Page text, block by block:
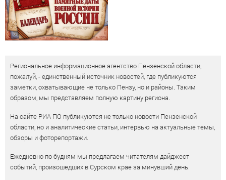
Региональное информационное агентство Пензенской области,
пожалуй, - единственный источник новостей, где публикуются
заметки, охватывающие не только Пензу, но и районы. Таким
образом, мы представляем полную картину региона.
На сайте РИА ПО публикуются не только новости Пензенской
области, но и аналитические статьи, интервью на актуальные темы,
обзоры и фоторепортажи.
Ежедневно по будням мы предлагаем читателям дайджест
событий, произошедших в Сурском крае за минувший день.